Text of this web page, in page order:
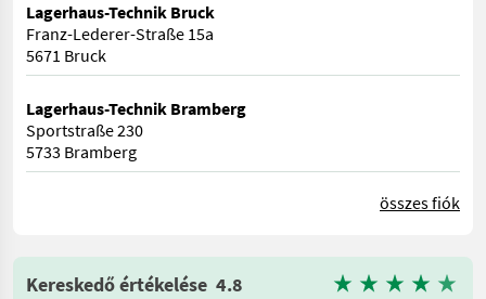
Lagerhaus-Technik Bruck
Franz-Lederer-Straße 15a
5671 Bruck
Lagerhaus-Technik Bramberg
Sportstraße 230
5733 Bramberg
összes fiók
Kereskedő értékelése 4.8